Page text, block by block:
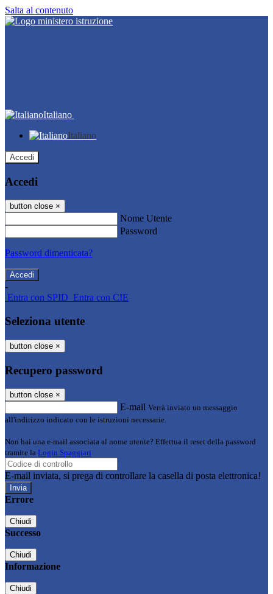
Salta al contenuto
Italiano
Italiano
Accedi
Accedi
button close ×
Nome Utente
Password
Password dimenticata?
-
Entra con SPID Entra con CIE
Seleziona utente
button close ×
Recupero password
button close ×
E-mail Verrà inviato un messaggio
all'indirizzo indicato con le istruzioni necessarie.
Non hai una e-mail associata al nome utente? Effettua il reset della password
tramite la Login Spaggiari
E-mail inviata, si prega di controllare la casella di posta elettronica!
Errore
Chiudi
Successo
Chiudi
Informazione
Chiudi